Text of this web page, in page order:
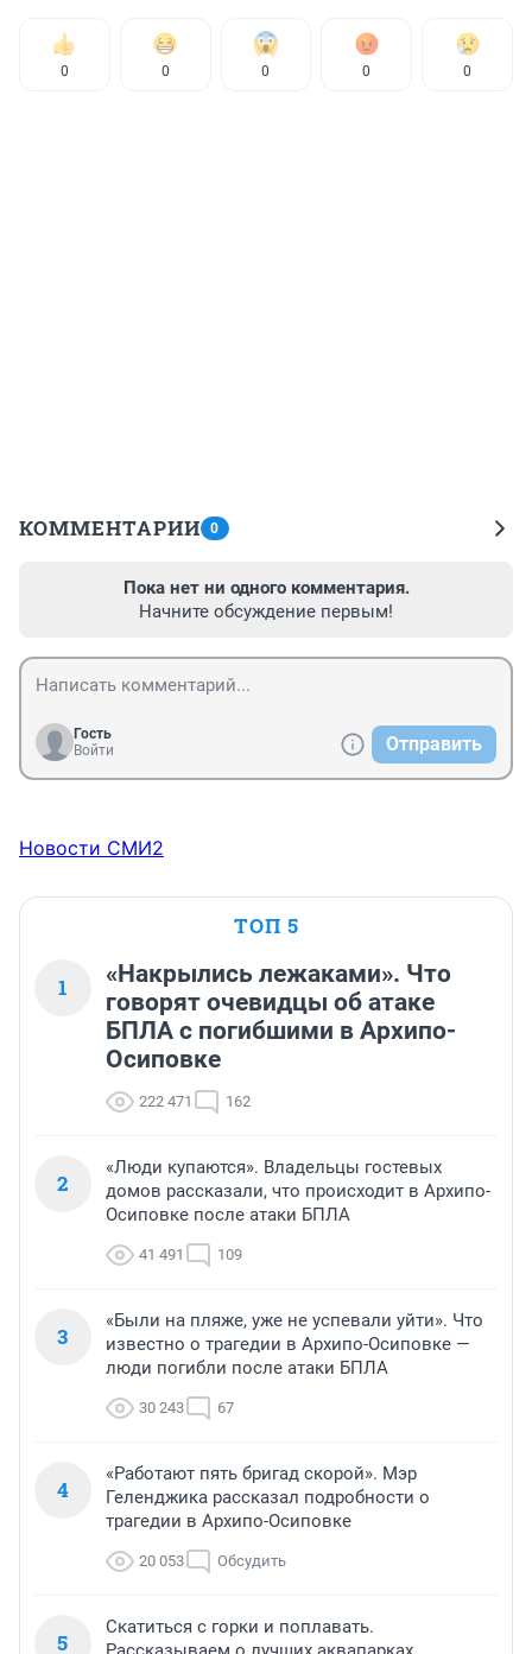
0 0 0 0 0
КОММЕНТАРИИ 0
Пока нет ни одного комментария.
Начните обсуждение первым!
Гость
Войти
Отправить
Новости СМИ2
ТОП 5
1
«Накрылись лежаками». Что
говорят очевидцы об атаке
БПЛА с погибшими в Архипо-
Осиповке
222 471 162
2
«Люди купаются». Владельцы гостевых
домов рассказали, что происходит в Архипо-
Осиповке после атаки БПЛА
41 491 109
3
«Были на пляже, уже не успевали уйти». Что
известно о трагедии в Архипо-Осиповке —
люди погибли после атаки БПЛА
30 243 67
4
«Работают пять бригад скорой». Мэр
Геленджика рассказал подробности о
трагедии в Архипо-Осиповке
20 053 Обсудить
5
Скатиться с горки и поплавать.